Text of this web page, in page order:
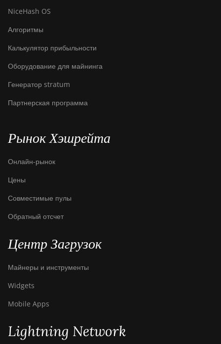
NiceHash OS
Алгоритмы
Калькулятор прибыльности
Оборудование для майнинга
Генератор stratum
Партнерская программа
Рынок Хэшрейта
Онлайн-рынок
Цены
Совместимые пулы
Обратный отсчет
Центр Загрузок
Майнеры и инструменты
Widgets
Mobile Apps
Lightning Network